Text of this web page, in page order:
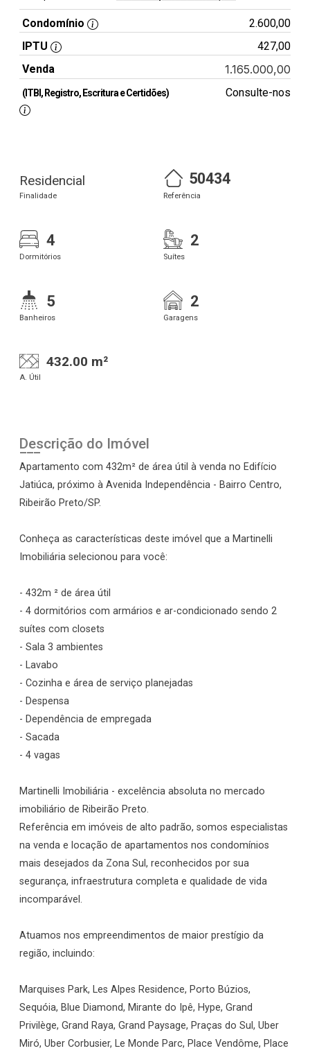
Condomínio
2.600,00
IPTU
427,00
Venda
1.165.000,00
(ITBI, Registro, Escritura e Certidões) Consulte-nos
Residencial
Finalidade
50434
Referência
4
Dormitórios
2
Suítes
5
Banheiros
2
Garagens
432.00 m²
A. Útil
Descrição do Imóvel
Apartamento com 432m² de área útil à venda no Edifício
Jatiúca, próximo à Avenida Independência - Bairro Centro,
Ribeirão Preto/SP.
Conheça as características deste imóvel que a Martinelli
Imobiliária selecionou para você:
- 432m ² de área útil
- 4 dormitórios com armários e ar-condicionado sendo 2
suítes com closets
- Sala 3 ambientes
- Lavabo
- Cozinha e área de serviço planejadas
- Despensa
- Dependência de empregada
- Sacada
- 4 vagas
Martinelli Imobiliária - excelência absoluta no mercado
imobiliário de Ribeirão Preto.
Referência em imóveis de alto padrão, somos especialistas
na venda e locação de apartamentos nos condomínios
mais desejados da Zona Sul, reconhecidos por sua
segurança, infraestrutura completa e qualidade de vida
incomparável.
Atuamos nos empreendimentos de maior prestígio da
região, incluindo:
Marquises Park, Les Alpes Residence, Porto Búzios,
Sequóia, Blue Diamond, Mirante do Ipê, Hype, Grand
Privilège, Grand Raya, Grand Paysage, Praças do Sul, Uber
Miró, Uber Corbusier, Le Monde Parc, Place Vendôme, Place